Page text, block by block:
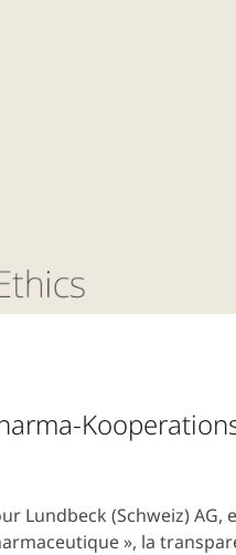
Lundbeck (Schweiz)
», la